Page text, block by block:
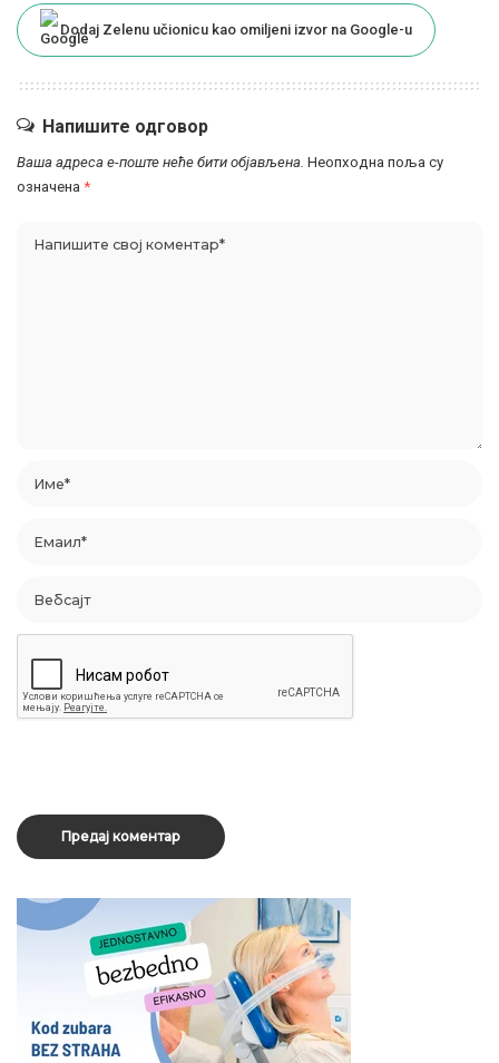
Dodaj Zelenu učionicu kao omiljeni izvor na Google-u
Напишите одговор
Ваша адреса е-поште неће бити објављена. Неопходна поља су
означена *